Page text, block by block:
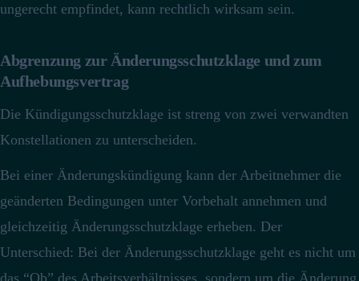
ungerecht empfindet, kann rechtlich wirksam sein.
Abgrenzung zur Änderungsschutzklage und zum
Aufhebungsvertrag
Die Kündigungsschutzklage ist streng von zwei verwandten
Konstellationen zu unterscheiden.
Bei einer Änderungskündigung kann der Arbeitnehmer die
geänderten Bedingungen unter Vorbehalt annehmen und
gleichzeitig Änderungsschutzklage erheben. Der
Unterschied: Bei der Änderungsschutzklage geht es nicht um